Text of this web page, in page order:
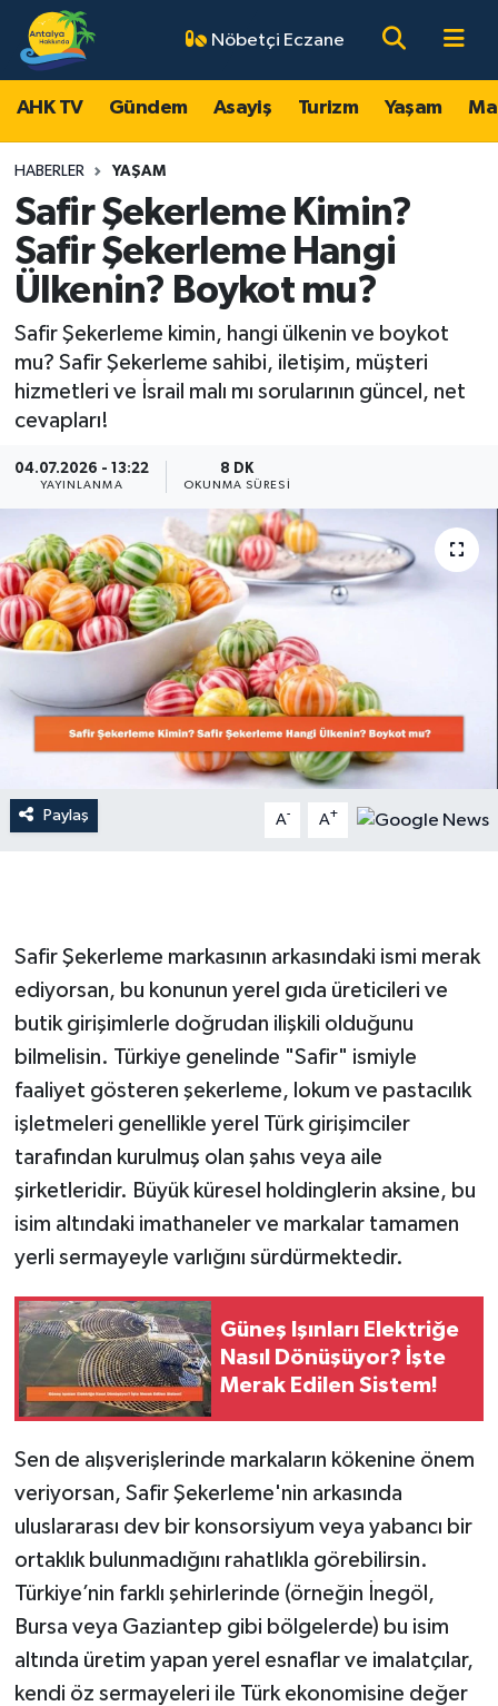
Nöbetçi Eczane
AHK TV Gündem Asayiş Turizm Yaşam
HABERLER YAŞAM
Safir Şekerleme Kimin?
Safir Şekerleme Hangi
Ülkenin? Boykot mu?
Safir Şekerleme kimin, hangi ülkenin ve boykot
mu? Safir Şekerleme sahibi, iletişim, müşteri
hizmetleri ve İsrail malı mı sorularının güncel, net
cevapları!
04.07.2026 - 13:22
YAYINLANMA
8 DK
OKUNMA SÜRESI
Paylaş A- A+
Safir Şekerleme markasının arkasındaki ismi merak
ediyorsan, bu konunun yerel gıda üreticileri ve
butik girişimlerle doğrudan ilişkili olduğunu
bilmelisin. Türkiye genelinde "Safir" ismiyle
faaliyet gösteren şekerleme, lokum ve pastacılık
işletmeleri genellikle yerel Türk girişimciler
tarafından kurulmuş olan şahıs veya aile
şirketleridir. Büyük küresel holdinglerin aksine, bu
isim altındaki imathaneler ve markalar tamamen
yerli sermayeyle varlığını sürdürmektedir.
Güneş Işınları Elektriğe
Nasıl Dönüşüyor? İşte
Merak Edilen Sistem!
Sen de alışverişlerinde markaların kökenine önem
veriyorsan, Safir Şekerleme'nin arkasında
uluslararası dev bir konsorsiyum veya yabancı bir
ortaklık bulunmadığını rahatlıkla görebilirsin.
Türkiye’nin farklı şehirlerinde (örneğin İnegöl,
Bursa veya Gaziantep gibi bölgelerde) bu isim
altında üretim yapan yerel esnaflar ve imalatçılar,
kendi öz sermayeleri ile Türk ekonomisine değer
AHK TV
Gündem
Asayiş
Turizm
Magazin
Ekonomi
Spor
Dünya
Resmi Reklamlar
Antalya Nöbetçi Eczaneler
Antalya Hava Durumu
Antalya Namaz Vakitleri
Antalya Trafik Yoğunluk Haritası
Süper Lig Puan Durumu ve Fikstür
Tüm Manşetler
Son Dakika Haberleri
Haber Arşivi